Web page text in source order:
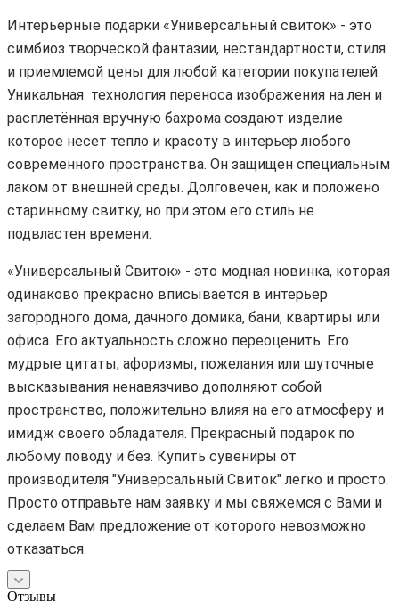
Интерьерные подарки «Универсальный свиток» - это
симбиоз творческой фантазии, нестандартности, стиля
и приемлемой цены для любой категории покупателей.
Уникальная технология переноса изображения на лен и
расплетённая вручную бахрома создают изделие
которое несет тепло и красоту в интерьер любого
современного пространства. Он защищен специальным
лаком от внешней среды. Долговечен, как и положено
старинному свитку, но при этом его стиль не
подвластен времени.
«Универсальный Свиток» - это модная новинка, которая
одинаково прекрасно вписывается в интерьер
загородного дома, дачного домика, бани, квартиры или
офиса. Его актуальность сложно переоценить. Его
мудрые цитаты, афоризмы, пожелания или шуточные
высказывания ненавязчиво дополняют собой
пространство, положительно влияя на его атмосферу и
имидж своего обладателя. Прекрасный подарок по
любому поводу и без. Купить сувениры от
производителя "Универсальный Свиток" легко и просто.
Просто отправьте нам заявку и мы свяжемся с Вами и
сделаем Вам предложение от которого невозможно
отказаться.
Отзывы